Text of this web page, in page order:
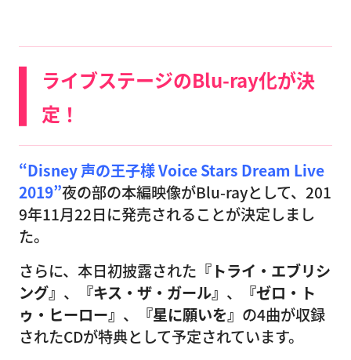
ライブステージのBlu-ray化が決
定！
“Disney 声の王子様 Voice Stars Dream Live
2019”夜の部の本編映像がBlu-rayとして、201
9年11月22日に発売されることが決定しまし
た。
さらに、本日初披露された 『トライ・エブリシ
ング』 、 『キス・ザ・ガール』 、
『ゼロ・ト
ゥ・ヒーロー』 、 『星に願いを』 の4曲が収録
されたCDが特典として予定されています。